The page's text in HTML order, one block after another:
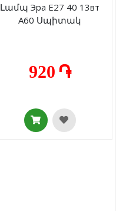
Լամպ Эра E27 40 13вт
A60 Սպիտակ
920 ֏